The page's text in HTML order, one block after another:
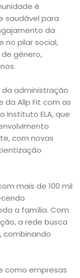
é
saudável para
da
no pilar social,
gênero,
administração
da Allp Fit com as
Instituto ELA, que
com novas
mais de 100 mil
a família. Com
a rede busca
combinando
como empresas